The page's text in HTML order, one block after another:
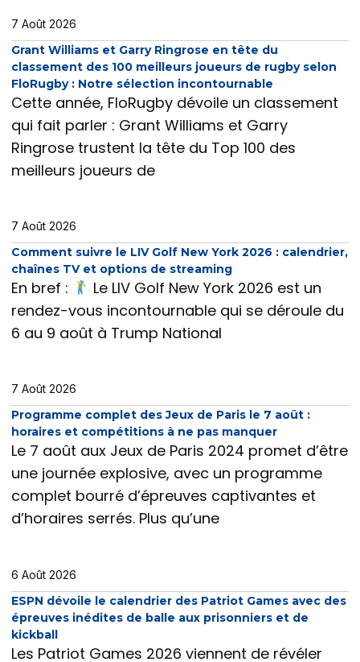
7 Août 2026
Grant Williams et Garry Ringrose en tête du
classement des 100 meilleurs joueurs de rugby selon
FloRugby : Notre sélection incontournable
Cette année, FloRugby dévoile un classement
qui fait parler : Grant Williams et Garry
Ringrose trustent la tête du Top 100 des
meilleurs joueurs de
7 Août 2026
Comment suivre le LIV Golf New York 2026 : calendrier,
chaînes TV et options de streaming
En bref :
Le LIV Golf New York 2026 est un
rendez-vous incontournable qui se déroule du
6 au 9 août à Trump National
7 Août 2026
Programme complet des Jeux de Paris le 7 août :
horaires et compétitions à ne pas manquer
Le 7 août aux Jeux de Paris 2024 promet d’être
une journée explosive, avec un programme
complet bourré d’épreuves captivantes et
d’horaires serrés. Plus qu’une
6 Août 2026
ESPN dévoile le calendrier des Patriot Games avec des
épreuves inédites de balle aux prisonniers et de
kickball
Les Patriot Games 2026 viennent de révéler